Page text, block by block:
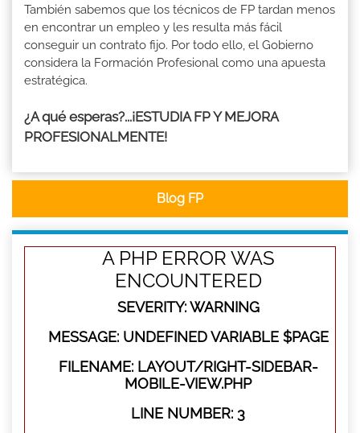
También sabemos que los técnicos de FP tardan menos
en encontrar un empleo y les resulta más fácil
conseguir un contrato fijo. Por todo ello, el Gobierno
considera la Formación Profesional como una apuesta
estratégica.
¿A qué esperas?...¡ESTUDIA FP Y MEJORA
PROFESIONALMENTE!
Blog FP
A PHP ERROR WAS
ENCOUNTERED
SEVERITY: WARNING
MESSAGE: UNDEFINED VARIABLE $PAGE
FILENAME: LAYOUT/RIGHT-SIDEBAR-
MOBILE-VIEW.PHP
LINE NUMBER: 3